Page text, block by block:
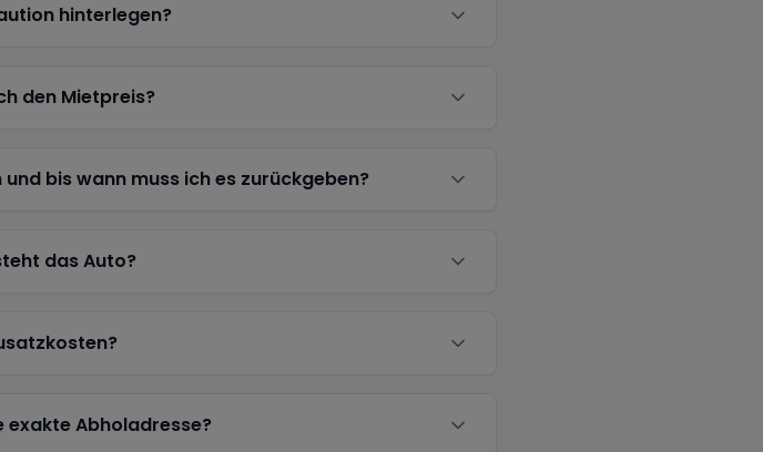
hinterlegen?
den Mietpreis?
bis wann muss ich es zurückgeben?
das Auto?
exakte Abholadresse?